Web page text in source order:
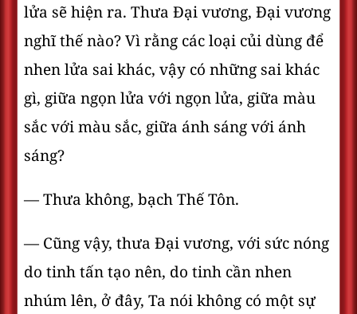
lửa sẽ hiện ra. Thưa Ðại vương, Ðại vương
nghĩ thế nào? Vì rằng các loại củi dùng để
nhen lửa sai khác, vậy có những sai khác
gì, giữa ngọn lửa với ngọn lửa, giữa màu
sắc với màu sắc, giữa ánh sáng với ánh
sáng?
— Thưa không, bạch Thế Tôn.
— Cũng vậy, thưa Ðại vương, với sức nóng
do tinh tấn tạo nên, do tinh cần nhen
nhúm lên, ở đây, Ta nói không có một sự